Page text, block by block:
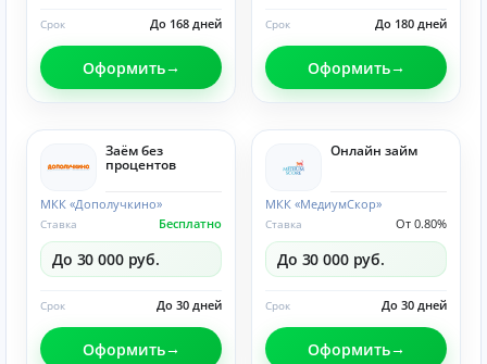
До 168 дней
Срок
Оформить
До 180 дней
Срок
Оформить
Заём без
процентов
МКК «Дополучкино»
Бесплатно
Ставка
До 30 000 руб.
До 30 дней
Срок
Оформить
Онлайн займ
МКК «МедиумСкор»
От 0.80%
Ставка
До 30 000 руб.
До 30 дней
Срок
Оформить